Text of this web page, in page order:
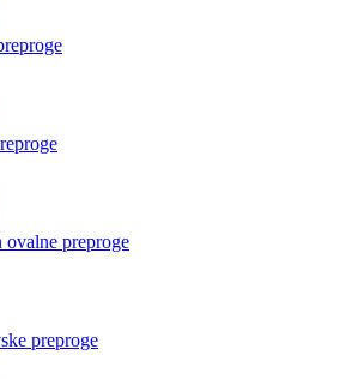
preproge
preproge